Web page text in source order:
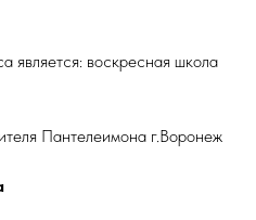
является: воскресная школа
Пантелеимона г.Воронеж